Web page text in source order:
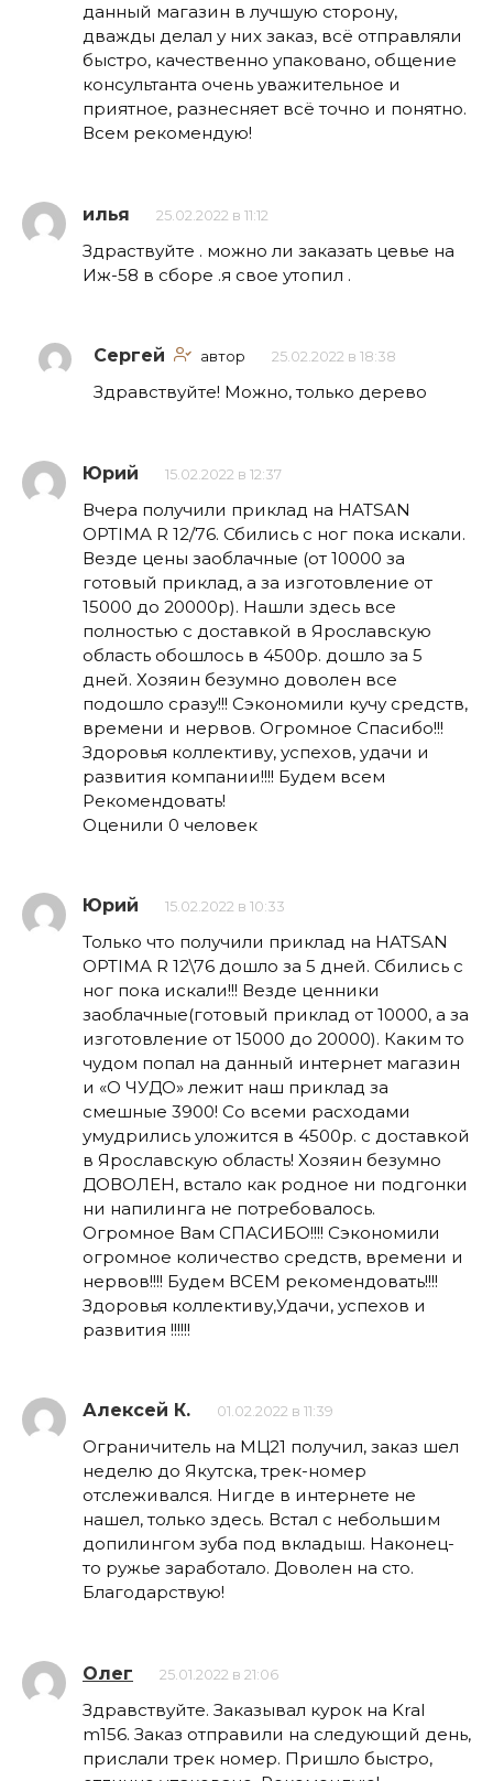
данный магазин в лучшую сторону,
дважды делал у них заказ, всё отправляли
быстро, качественно упаковано, общение
консультанта очень уважительное и
приятное, разнесняет всё точно и понятно.
Всем рекомендую!
илья 25.02.2022 в 11:12
Здраствуйте . можно ли заказать цевье на
Иж-58 в сборе .я свое утопил .
Сергей автор 25.02.2022 в 18:38
Здравствуйте! Можно, только дерево
Юрий 15.02.2022 в 12:37
Вчера получили приклад на HATSAN
OPTIMA R 12/76. Сбились с ног пока искали.
Везде цены заоблачные (от 10000 за
готовый приклад, а за изготовление от
15000 до 20000р). Нашли здесь все
полностью с доставкой в Ярославскую
область обошлось в 4500р. дошло за 5
дней. Хозяин безумно доволен все
подошло сразу!!! Сэкономили кучу средств,
времени и нервов. Огромное Спасибо!!!
Здоровья коллективу, успехов, удачи и
развития компании!!!! Будем всем
Рекомендовать!
Оценили 0 человек
Юрий 15.02.2022 в 10:33
Только что получили приклад на HATSAN
OPTIMA R 12\76 дошло за 5 дней. Сбились с
ног пока искали!!! Везде ценники
заоблачные(готовый приклад от 10000, а за
изготовление от 15000 до 20000). Каким то
чудом попал на данный интернет магазин
и «О ЧУДО» лежит наш приклад за
смешные 3900! Со всеми расходами
умудрились уложится в 4500р. с доставкой
в Ярославскую область! Хозяин безумно
ДОВОЛЕН, встало как родное ни подгонки
ни напилинга не потребовалось.
Огромное Вам СПАСИБО!!!! Сэкономили
огромное количество средств, времени и
нервов!!!! Будем ВСЕМ рекомендовать!!!!
Здоровья коллективу,Удачи, успехов и
развития !!!!!!
Алексей К. 01.02.2022 в 11:39
Ограничитель на МЦ21 получил, заказ шел
неделю до Якутска, трек-номер
отслеживался. Нигде в интернете не
нашел, только здесь. Встал с небольшим
допилингом зуба под вкладыш. Наконец-
то ружье заработало. Доволен на сто.
Благодарствую!
Олег 25.01.2022 в 21:06
Здравствуйте. Заказывал курок на Kral
m156. Заказ отправили на следующий день,
прислали трек номер. Пришло быстро,